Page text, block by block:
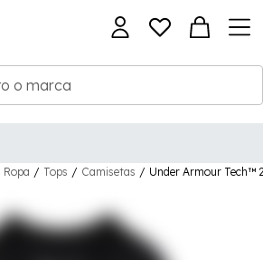
Ropa / Tops / Camisetas / Under Armour Tech™